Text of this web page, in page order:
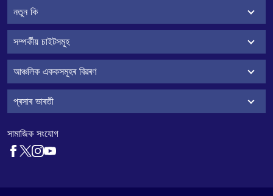
নতুন কি
সম্পৰ্কীয় চাইটসমূহ
আঞ্চলিক এককসমূহৰ বিৱৰণ
প্ৰসাৰ ভাৰতী
সামাজিক সংযোগ